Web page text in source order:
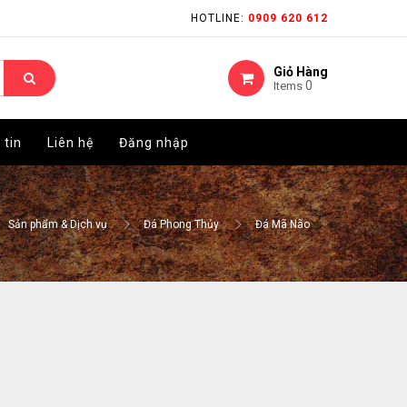
HOTLINE: 0909 620 612
Giỏ Hàng
Items 0
tin Liên hệ Đăng nhập
HOTLINE: 0909 620 612
Giỏ Hàng
Items 0
tin Liên hệ Đăng nhập
Sản phẩm & Dịch vụ Đá Phong Thủy Đá Mã Não